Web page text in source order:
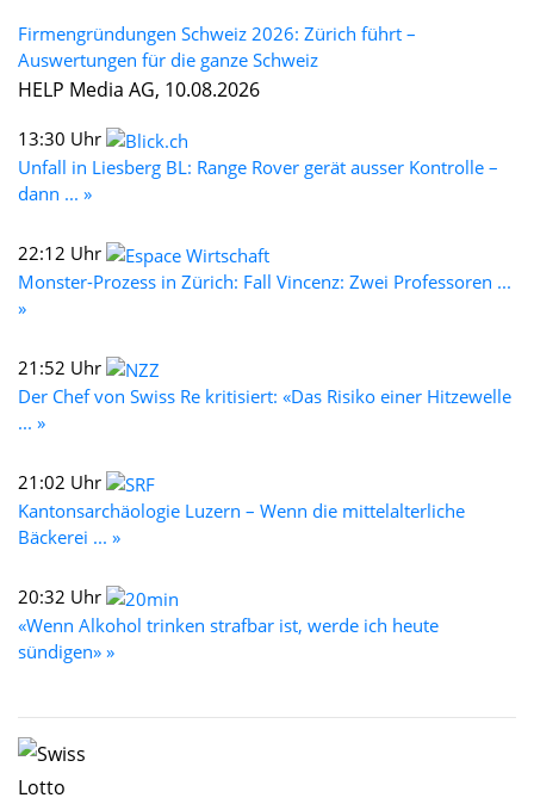
Firmengründungen Schweiz 2026: Zürich führt –
Auswertungen für die ganze Schweiz
HELP Media AG, 10.08.2026
13:30 Uhr
Unfall in Liesberg BL: Range Rover gerät ausser Kontrolle –
dann ... »
22:12 Uhr
Monster-Prozess in Zürich: Fall Vincenz: Zwei Professoren ...
»
21:52 Uhr
Der Chef von Swiss Re kritisiert: «Das Risiko einer Hitzewelle
... »
21:02 Uhr
Kantonsarchäologie Luzern – Wenn die mittelalterliche
Bäckerei ... »
20:32 Uhr
«Wenn Alkohol trinken strafbar ist, werde ich heute
sündigen» »